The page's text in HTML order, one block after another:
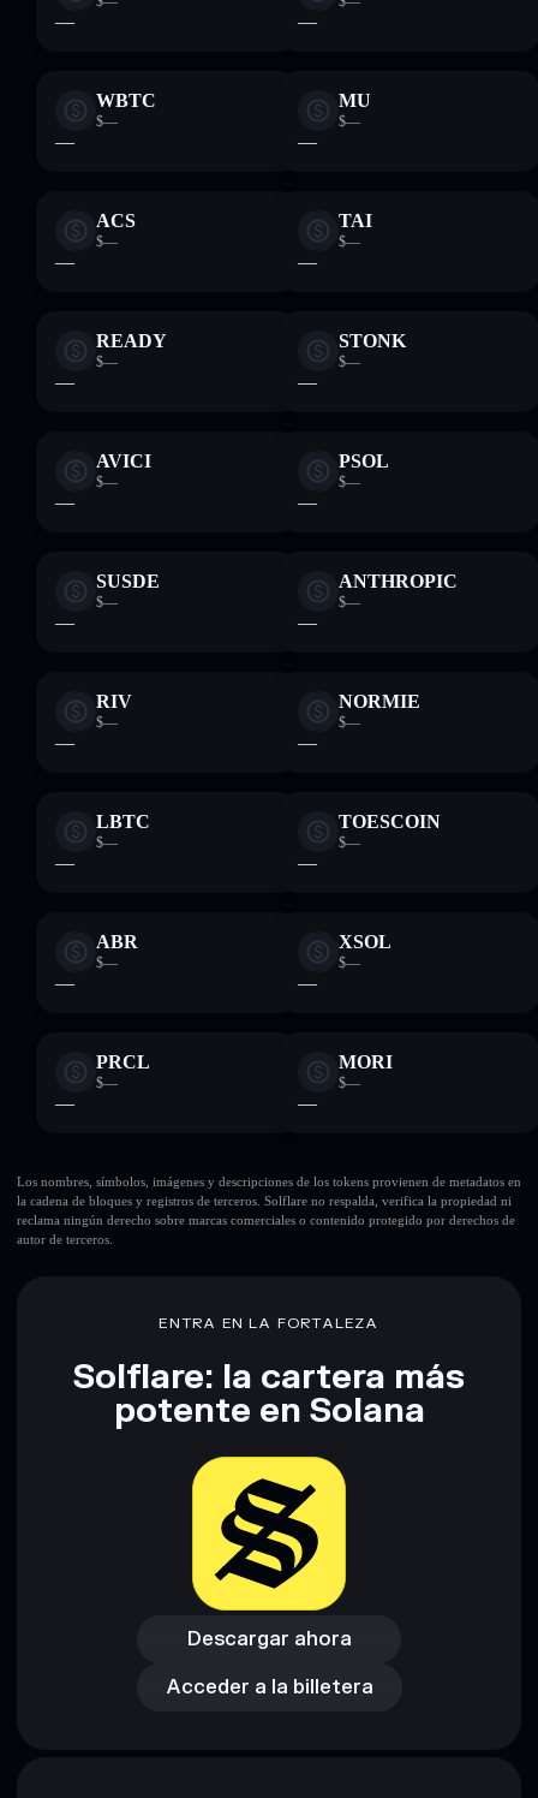
— —
WBTC
$—
—
MU
$—
—
ACS
$—
—
TAI
$—
—
READY
$—
—
STONK
$—
—
AVICI
$—
—
PSOL
$—
—
SUSDE
$—
—
ANTHROPIC
$—
—
RIV
$—
—
NORMIE
$—
—
LBTC
$—
—
TOESCOIN
$—
—
ABR
$—
—
XSOL
$—
—
PRCL
$—
—
MORI
$—
—
Los nombres, símbolos, imágenes y descripciones de los tokens provienen de metadatos en
la cadena de bloques y registros de terceros. Solflare no respalda, verifica la propiedad ni
reclama ningún derecho sobre marcas comerciales o contenido protegido por derechos de
autor de terceros.
ENTRA EN LA FORTALEZA
Solflare: la cartera más
potente en Solana
Descargar ahora
Descargar ahora
Acceder a la billetera
Acceder a la billetera